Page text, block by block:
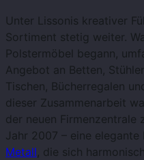
Unter Lissonis kreativer
Sortiment stetig weiter.
Polstermöbel begann,
Angebot an Betten,
Tischen, Bücherregalen
dieser Zusammenarbeit
der neuen Firmenzentrale
Jahr 2007 – eine elegante
Metall, die sich